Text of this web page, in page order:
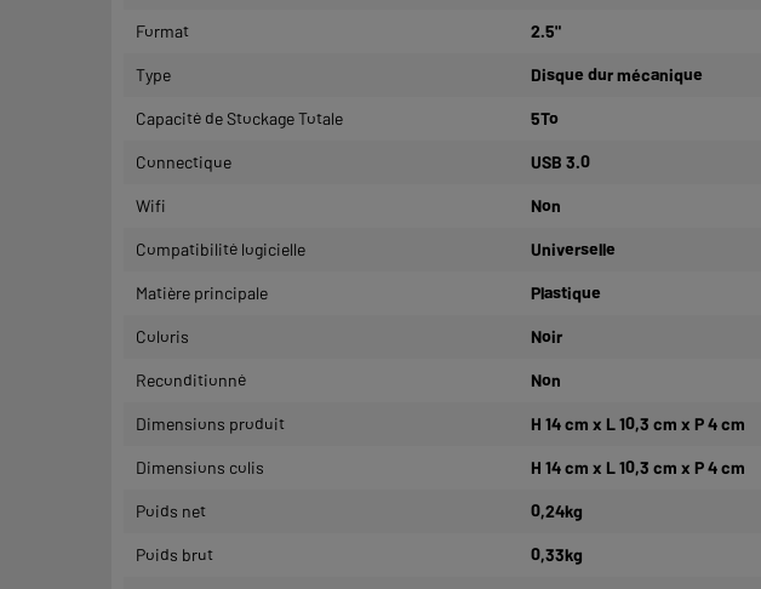
Format 2.5"
Type Disque dur mécanique
Capacité de Stockage Totale 5To
Connectique USB 3.0
Wifi Non
Compatibilité logicielle Universelle
Matière principale Plastique
Coloris Noir
Reconditionné Non
Dimensions produit H 14 cm x L 10,3 cm x P 4 cm
Dimensions colis H 14 cm x L 10,3 cm x P 4 cm
Poids net 0,24kg
Poids brut 0,33kg